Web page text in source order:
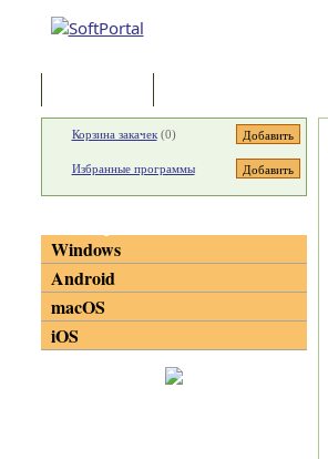
Корзина закачек(0)
Избранные программы
Windows
Android
macOS
iOS